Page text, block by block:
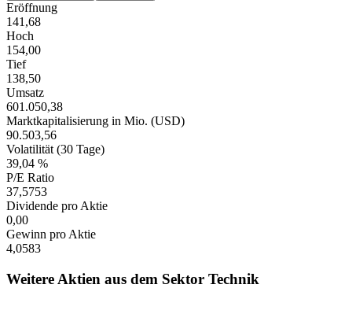
Eröffnung
141,68
Hoch
154,00
Tief
138,50
Umsatz
601.050,38
Marktkapitalisierung in Mio. (USD)
90.503,56
Volatilität (30 Tage)
39,04 %
P/E Ratio
37,5753
Dividende pro Aktie
0,00
Gewinn pro Aktie
4,0583
Weitere Aktien aus dem Sektor Technik